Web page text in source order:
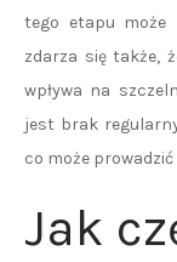
tego etapu może
zdarza się także,
wpływa na
jest brak
co może
Jak